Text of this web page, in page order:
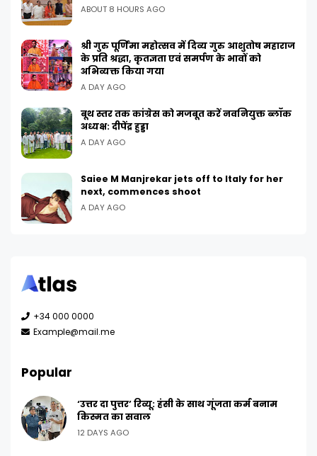
ABOUT 8 HOURS AGO
श्री गुरु पूर्णिमा महोत्सव में दिव्य गुरु आशुतोष महाराज
के प्रति श्रद्धा, कृतज्ञता एवं समर्पण के भावों को
अभिव्यक्त किया गया
A DAY AGO
बूथ स्तर तक कांग्रेस को मजबूत करें नवनियुक्त ब्लॉक
अध्यक्ष: दीपेंद्र हुड्डा
A DAY AGO
Saiee M Manjrekar jets off to Italy for her
next, commences shoot
A DAY AGO
+34 000 0000
Example@mail.me
Popular
‘उत्तर दा पुत्तर’ रिव्यू: हंसी के साथ गूंजता कर्म बनाम
किस्मत का सवाल
12 DAYS AGO